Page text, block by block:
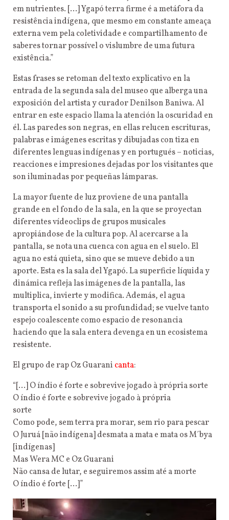
em nutrientes. […] Ygapó terra firme é a metáfora da
resistência indígena, que mesmo em constante ameaça
externa vem pela coletividade e compartilhamento de
saberes tornar possível o vislumbre de uma futura
existência.”
Estas frases se retoman del texto explicativo en la
entrada de la segunda sala del museo que alberga una
exposición del artista y curador Denilson Baniwa. Al
entrar en este espacio llama la atención la oscuridad en
él. Las paredes son negras, en ellas relucen escrituras,
palabras e imágenes escritas y dibujadas con tiza en
diferentes lenguas indígenas y en portugués – noticias,
reacciones e impresiones dejadas por los visitantes que
son iluminadas por pequeñas lámparas.
La mayor fuente de luz proviene de una pantalla
grande en el fondo de la sala, en la que se proyectan
diferentes vídeoclips de grupos musicales
apropiándose de la cultura pop. Al acercarse a la
pantalla, se nota una cuenca con agua en el suelo. El
agua no está quieta, sino que se mueve debido a un
aporte. Esta es la sala del Ygapó. La superficie líquida y
dinámica refleja las imágenes de la pantalla, las
multiplica, invierte y modifica. Además, el agua
transporta el sonido a su profundidad; se vuelve tanto
espejo coalescente como espacio de resonancia
haciendo que la sala entera devenga en un ecosistema
resistente.
El grupo de rap Oz Guarani canta:
“[…] O índio é forte e sobrevive jogado à própria sorte
O índio é forte e sobrevive jogado à própria
sorte
Como pode, sem terra pra morar, sem rio para pescar
O Juruá [não indígena] desmata a mata e mata os M´bya
[indígenas]
Mas Wera MC e Oz Guarani
Não cansa de lutar, e seguiremos assim até a morte
O índio é forte […]”